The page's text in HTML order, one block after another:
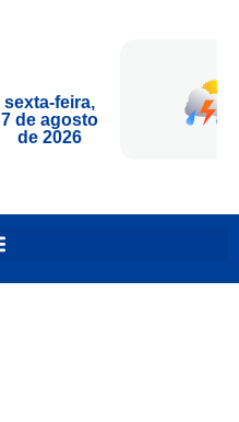
sexta-feira,
7 de agosto
de 2026